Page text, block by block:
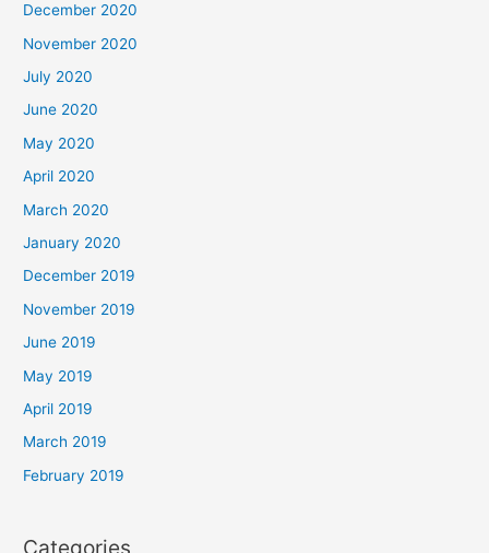
December 2020
November 2020
July 2020
June 2020
May 2020
April 2020
March 2020
January 2020
December 2019
November 2019
June 2019
May 2019
April 2019
March 2019
February 2019
Categories